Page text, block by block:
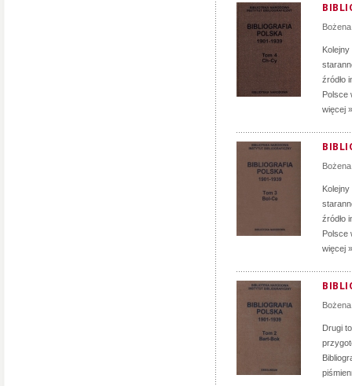
źródło
Polsce
więcej »
źródło
Polsce
więcej »
Drugi